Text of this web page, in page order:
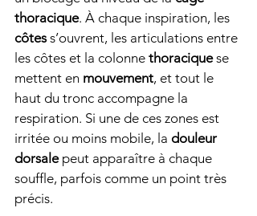
thoracique. À chaque inspiration, les
côtes s’ouvrent, les articulations entre
les côtes et la colonne thoracique se
mettent en mouvement, et tout le
haut du tronc accompagne la
respiration. Si une de ces zones est
irritée ou moins mobile, la douleur
dorsale peut apparaître à chaque
souffle, parfois comme un point très
précis.